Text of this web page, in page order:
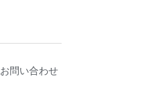
お問い合わせ